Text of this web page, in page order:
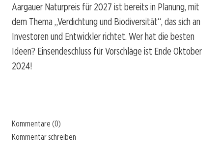
Aargauer Naturpreis für 2027 ist bereits in Planung, mit
dem Thema „Verdichtung und Biodiversität“, das sich an
Investoren und Entwickler richtet. Wer hat die besten
Ideen? Einsendeschluss für Vorschläge ist Ende Oktober
2024!
Kommentare (0)
Kommentar schreiben